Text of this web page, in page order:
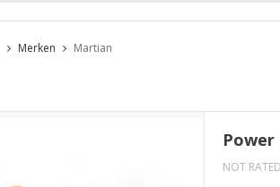
Merken Martian
NOT RATED